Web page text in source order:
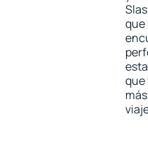
que
que